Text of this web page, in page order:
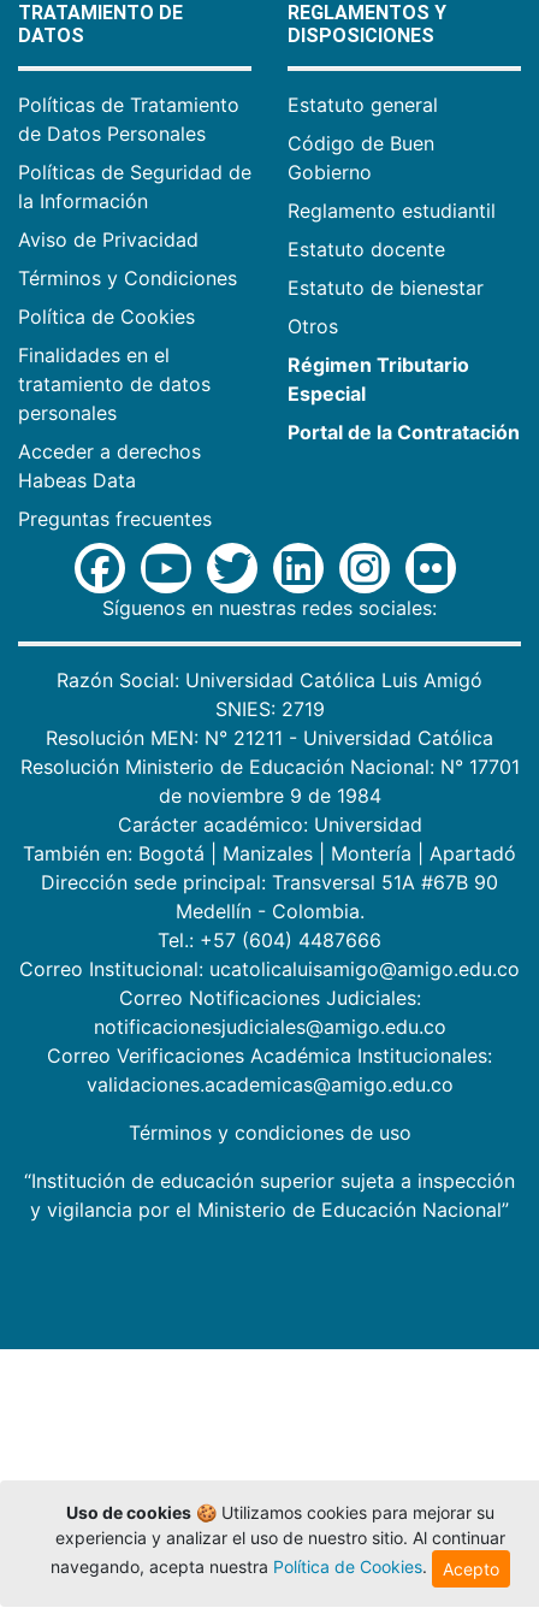
TRATAMIENTO DE
DATOS
Políticas de Tratamiento
de Datos Personales
Políticas de Seguridad de
la Información
Aviso de Privacidad
Términos y Condiciones
Política de Cookies
Finalidades en el
tratamiento de datos
personales
Acceder a derechos
Habeas Data
Preguntas frecuentes
REGLAMENTOS Y
DISPOSICIONES
Estatuto general
Código de Buen
Gobierno
Reglamento estudiantil
Estatuto docente
Estatuto de bienestar
Otros
Régimen Tributario
Especial
Portal de la Contratación
Síguenos en nuestras redes sociales:
Razón Social: Universidad Católica Luis Amigó
SNIES: 2719
Resolución MEN: N° 21211 - Universidad Católica
Resolución Ministerio de Educación Nacional: N° 17701
de noviembre 9 de 1984
Carácter académico: Universidad
También en: Bogotá Manizales Montería
Apartadó
Dirección sede principal: Transversal 51A #67B 90
Medellín - Colombia.
Tel.: +57 (604) 4487666
Correo Institucional: ucatolicaluisamigo@amigo.edu.co
Correo Notificaciones Judiciales:
notificacionesjudiciales@amigo.edu.co
Correo Verificaciones Académica Institucionales:
validaciones.academicas@amigo.edu.co
Términos y condiciones de uso
“Institución de educación superior sujeta a inspección
y vigilancia por el Ministerio de Educación Nacional”
Uso de cookies🍪 Utilizamos cookies para mejorar su
experiencia y analizar el uso de nuestro sitio. Al continuar
navegando, acepta nuestra Política de Cookies. Acepto